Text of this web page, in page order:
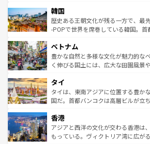
ワイを、存分に味わってほしい。 なお、新着のハワイ情報
はコンテンツ一覧を参照してほしい
いる。アクティビティも充実してお
ビング、ハイキングなど、アウトド
い。オーストラリアの多彩な魅力を
参照してほしい。
ン）、静ひつな山岳地帯である台湾
と山間の静けさが共存しており、訪
驚きをもたらしてくれる。また、奥
容にもいいと評判のスイーツなど、
が味わえる。 なお、新着の台湾情報は
照してほしい。
韓国
歴史ある王朝文化が残る一方で、最
-POPで世界を席巻している韓国。首
き、地方に足を延ばせば四季折々の
できる。そして、キムチや焼肉、絶
まで、さまざまな韓国料理が待って
リティに包まれながら、韓国の多彩
わってみてほしい。 なお、新
覧を参照してほしい。
ベトナム
豊かな自然と多様な文化が魅力的な
く伸びる国土には、広大な田園風景
急速な発展と共に伝統が息づく。ハ
ーチミン市のフランス統治時代の建
醸し出している。また、バラエティ
とつ。フォーやバインミー、ベトナ
ひ現地で味わいたい。どの地域を訪
が旅行者を迎えてくれるので、きっ
タイ
タイは、東南アジアに位置する豊か
国だ。首都バンコクは高層ビルが立
の活気が交差している。北部ではチ
帯で自然と触れ合い、南部ではプー
いビーチでリゾート気分を楽しむこ
香港
アジアと西洋の文化が交わる香港は
もっている。ヴィクトリア湾に広が